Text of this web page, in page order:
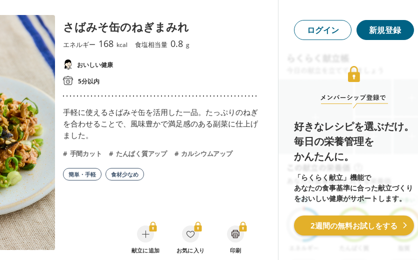
さばみそ缶のねぎまみれ
エネルギー 168 kcal 食塩相当量 0.8 g
おいしい健康
5分以内
手軽に使えるさばみそ缶を活用した一品。たっぷりのねぎ
を合わせることで、風味豊かで満足感のある副菜に仕上げ
ました。
手間カット たんぱく質アップ カルシウムアップ
簡単・手軽 食材少なめ
献立に追加 お気に入り 印刷
ログイン 新規登録
好きなレシピを選ぶだけ。
毎日の栄養管理を
かんたんに。
「らくらく献立」機能で
あなたの食事基準に合った献立づくり
をおいしい健康がサポートします。
2週間の無料お試しをする